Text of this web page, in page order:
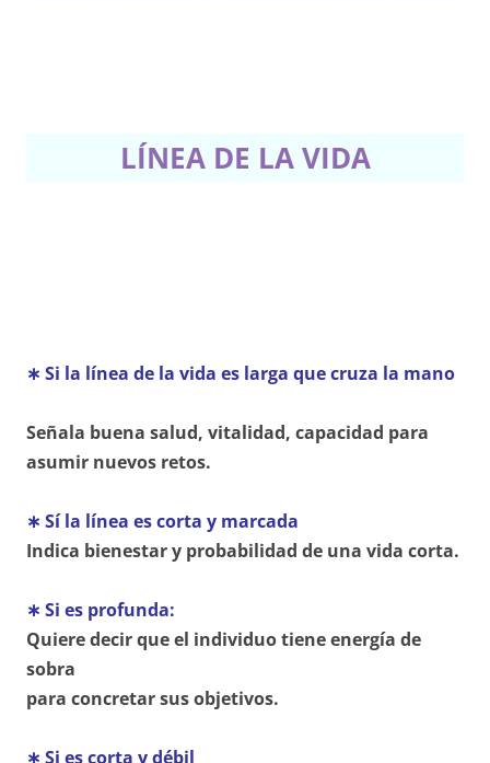
LÍNEA DE LA VIDA
∗ Si la línea de la vida es larga que cruza la mano
Señala buena salud, vitalidad, capacidad para
asumir nuevos retos.
∗ Sí la línea es corta y marcada
Indica bienestar y probabilidad de una vida corta.
∗ Si es profunda:
Quiere decir que el individuo tiene energía de
sobra
para concretar sus objetivos.
∗ Si es corta y débil